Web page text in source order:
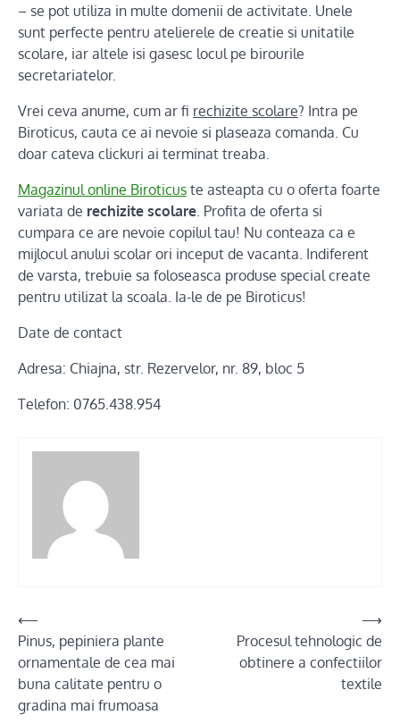
– se pot utiliza in multe domenii de activitate. Unele
sunt perfecte pentru atelierele de creatie si unitatile
scolare, iar altele isi gasesc locul pe birourile
secretariatelor.
Vrei ceva anume, cum ar fi rechizite scolare? Intra pe
Biroticus, cauta ce ai nevoie si plaseaza comanda. Cu
doar cateva clickuri ai terminat treaba.
Magazinul online Biroticus te asteapta cu o oferta foarte
variata de rechizite scolare . Profita de oferta si
cumpara ce are nevoie copilul tau! Nu conteaza ca e
mijlocul anului scolar ori inceput de vacanta. Indiferent
de varsta, trebuie sa foloseasca produse special create
pentru utilizat la scoala. Ia-le de pe Biroticus!
Date de contact
Adresa: Chiajna, str. Rezervelor, nr. 89, bloc 5
Telefon: 0765.438.954
Post
navigation
⟵
Pinus, pepiniera plante
ornamentale de cea mai
buna calitate pentru o
gradina mai frumoasa
Procesul tehnologic de
obtinere a confectiilor
textile
⟶